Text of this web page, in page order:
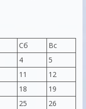
Сб
Вс
4
5
11
12
18
19
25 26